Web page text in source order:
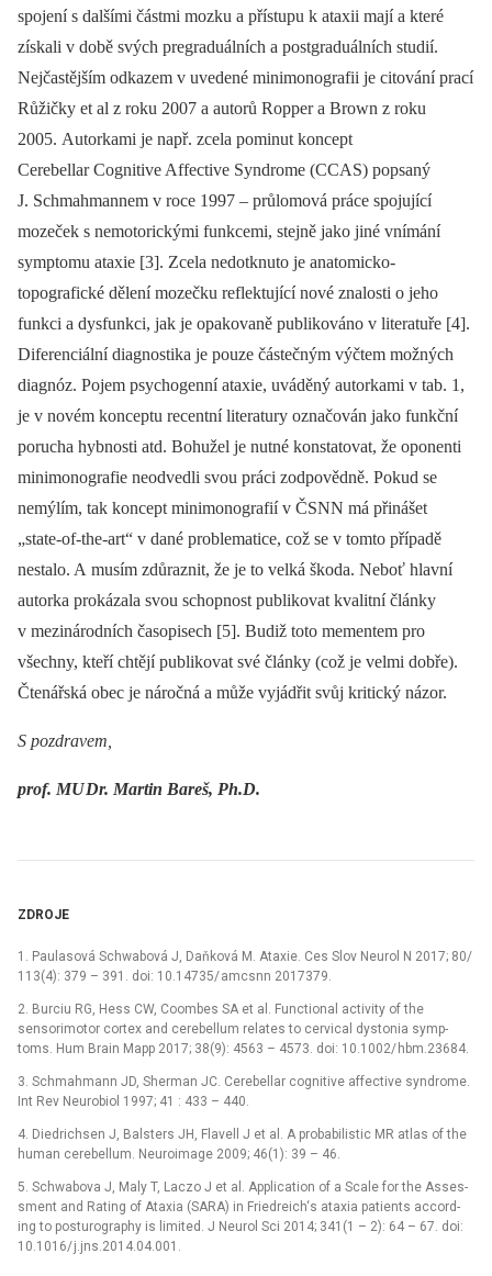
spojení s dalšími částmi mozku a přístupu k ataxii mají a které
získali v době svých pregraduálních a postgraduálních studií.
Nejčastějším odkazem v uvedené minimonografii je citování prací
Růžičky et al z roku 2007 a autorů Ropper a Brown z roku
2005. Autorkami je např. zcela pominut koncept
Cerebellar Cognitive Affective Syndrome (CCAS) popsaný
J. Schmahmannem v roce 1997 –⁠ průlomová práce spojující
mozeček s nemotorickými funkcemi, stejně jako jiné vnímání
symptomu ataxie [3]. Zcela nedotknuto je anatomicko-
topografické dělení mozečku reflektující nové znalosti o jeho
funkci a dysfunkci, jak je opakovaně publikováno v literatuře [4].
Diferenciální diagnostika je pouze částečným výčtem možných
diagnóz. Pojem psychogenní ataxie, uváděný autorkami v tab. 1,
je v novém konceptu recentní literatury označován jako funkční
porucha hybnosti atd. Bohužel je nutné konstatovat, že oponenti
minimonografie neodvedli svou práci zodpovědně. Pokud se
nemýlím, tak koncept minimonografií v ČSNN má přinášet
„state-of-the-art“ v dané problematice, což se v tomto případě
nestalo. A musím zdůraznit, že je to velká škoda. Neboť hlavní
autorka prokázala svou schopnost publikovat kvalitní články
v mezinárodních časopisech [5]. Budiž toto mementem pro
všechny, kteří chtějí publikovat své články (což je velmi dobře).
Čtenářská obec je náročná a může vyjádřit svůj kritický názor.
S pozdravem,
prof. MUDr. Martin Bareš, Ph.D.
ZDROJE
1. Paulasová Schwabová J, Daňková M. Ataxie. Ces Slov Neurol N 2017; 80/
113(4): 379 –⁠ 391. doi: 10.14735/ amcsn­n 2017379.
2. Burciu RG, Hess CW, Coombes SA et al. Functional activity of the
sensorimotor cortex and cerebel­lum relates to cervical dystonia symp­
toms. Hum Brain Mapp 2017; 38(9): 4563 –⁠ 4573. doi: 10.1002/ hbm.23684.
3. Schmahmann JD, Sherman JC. Cerebel­lar cognitive af­fective syndrome.
Int Rev Neurobio­l 1997; 41 : 433 –⁠ 440.
4. Diedrichsen J, Balsters JH, Flavell J et al. A probabilistic MR atlas of the
human cerebel­lum. Neuroimage 2009; 46(1): 39 –⁠ 46.
5. Schwabova J, Maly T, Laczo J et al. Application of a Scale for the As­ses­
sment and Rat­­ing of Ataxia (SARA) in Friedreich‘s ataxia patients accord­­
ing to posturography is limited. J Neurol Sci 2014; 341(1 –⁠ 2): 64 –⁠ 67. doi:
10.1016/ j.jns.2014.04.001.